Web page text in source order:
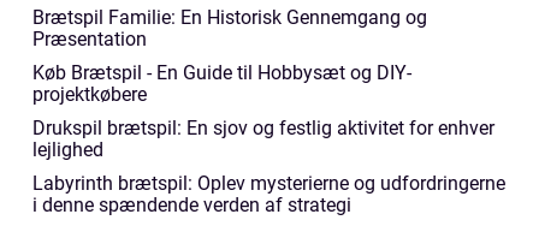
Brætspil Familie: En Historisk Gennemgang og
Præsentation
Køb Brætspil - En Guide til Hobbysæt og DIY-
projektkøbere
Drukspil brætspil: En sjov og festlig aktivitet for enhver
lejlighed
Labyrinth brætspil: Oplev mysterierne og udfordringerne
i denne spændende verden af strategi